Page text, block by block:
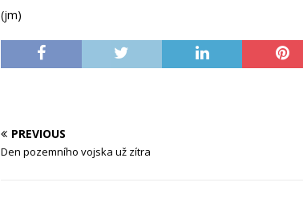
(jm)
PREVIOUS
Den pozemního vojska už zítra